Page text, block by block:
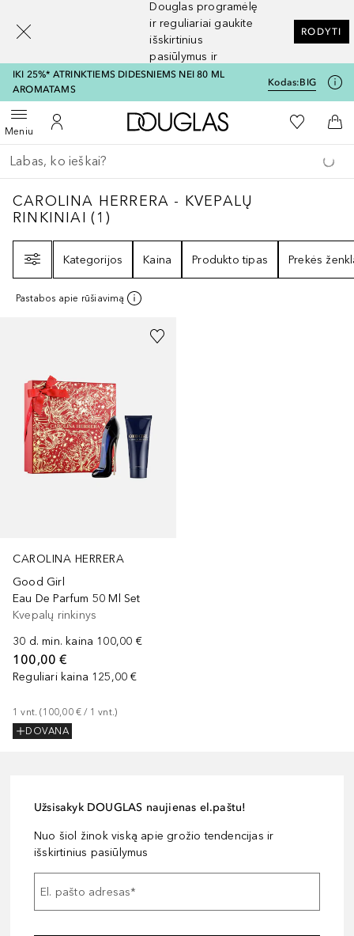
Douglas programėlę
ir reguliariai gaukite
išskirtinius
pasiūlymus ir
nuolaidas
RODYTI
IKI 25%* ATRINKTIEMS DIDESNIEMS NEI 80 ML
AROMATAMS
Kodas:BIG
MeniuAtidaryti meniuĮ mano paskyrą
Į Douglas pagrindinį
Į mano
Į
Grįžk atgal
Vykdykite paiešką
CAROLINA HERRERA - KVEPALŲ RINKINIAI
CAROLINA HERRERA - KVEPALŲ
RINKINIAI (1 )
Kategorijos
Kaina Produkto tipas Prekės
Pastabos apie rūšiavimą
CAROLINA HERRERA
Good Girl
Eau De Parfum 50 Ml Set
Kvepalų rinkinys
30 d. min. kaina 100,00 €
100,00 €
Reguliari kaina 125,00 €
1 vnt. (100,00 € / 1 vnt.)
DOVANA
Užsisakyk DOUGLAS naujienas el.paštu!
Nuo šiol žinok viską apie grožio tendencijas ir
išskirtinius pasiūlymus
El. pašto adresas*
[navigation.slideout.screenreader]